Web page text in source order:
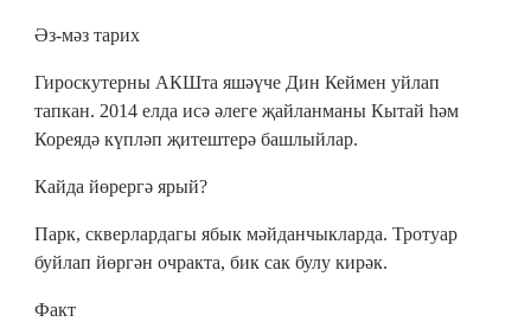
Әз-мәз тарих
Гироскутерны АКШта яшәүче Дин Кеймен уйлап
тапкан. 2014 елда исә әлеге җайланманы Кытай һәм
Кореядә күпләп җитештерә башлыйлар.
Кайда йөрергә ярый?
Парк, скверлардагы ябык мәйданчыкларда. Тротуар
буйлап йөргән очракта, бик сак булу кирәк.
Факт